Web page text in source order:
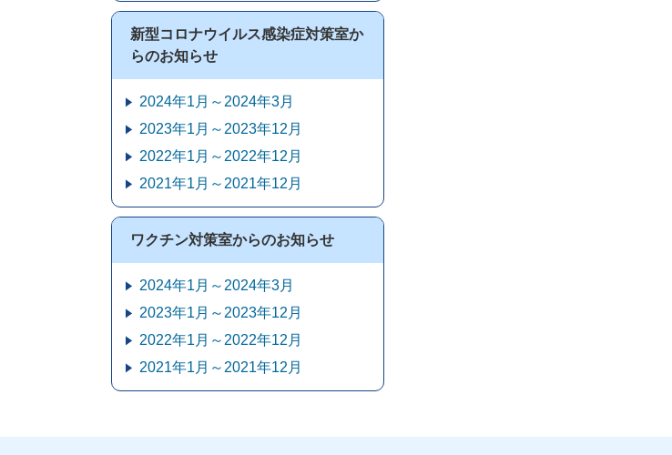
新型コロナウイルス感染症対策室か
らのお知らせ
2024年1月～2024年3月
2023年1月～2023年12月
2022年1月～2022年12月
2021年1月～2021年12月
ワクチン対策室からのお知らせ
2024年1月～2024年3月
2023年1月～2023年12月
2022年1月～2022年12月
2021年1月～2021年12月